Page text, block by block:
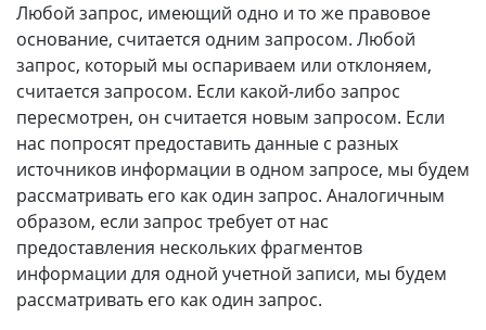
Любой запрос, имеющий одно и то же правовое
основание, считается одним запросом. Любой
запрос, который мы оспариваем или отклоняем,
считается запросом. Если какой-либо запрос
пересмотрен, он считается новым запросом. Если
нас попросят предоставить данные с разных
источников информации в одном запросе, мы будем
рассматривать его как один запрос. Аналогичным
образом, если запрос требует от нас
предоставления нескольких фрагментов
информации для одной учетной записи, мы будем
рассматривать его как один запрос.